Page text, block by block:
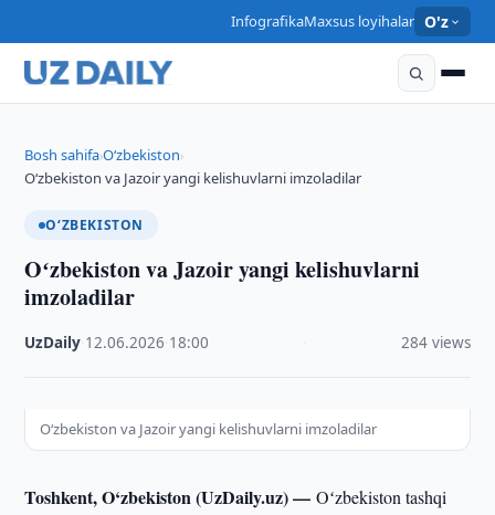
InfografikaMaxsus loyihalar O'z
Bosh sahifa›O‘zbekiston›
Oʻzbekiston va Jazoir yangi kelishuvlarni imzoladilar
O‘ZBEKISTON
Oʻzbekiston va Jazoir yangi kelishuvlarni
imzoladilar
UzDaily 12.06.2026 18:00 284 views
Oʻzbekiston va Jazoir yangi kelishuvlarni imzoladilar
Toshkent, O‘zbekiston (UzDaily.uz) —Oʻzbekiston tashqi